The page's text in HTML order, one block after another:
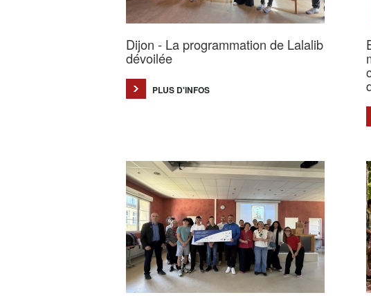
Dijon - La programmation de Lalalib
dévoilée
PLUS D'INFOS